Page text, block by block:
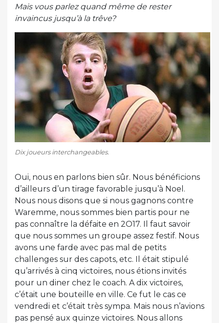
Mais vous parlez quand même de rester
invaincus jusqu’à la trêve?
Dix joueurs interchangeables.
Oui, nous en parlons bien sûr. Nous bénéficions
d’ailleurs d’un tirage favorable jusqu’à Noel.
Nous nous disons que si nous gagnons contre
Waremme, nous sommes bien partis pour ne
pas connaître la défaite en 2O17. Il faut savoir
que nous sommes un groupe assez festif. Nous
avons une farde avec pas mal de petits
challenges sur des capots, etc. Il était stipulé
qu’arrivés à cinq victoires, nous étions invités
pour un diner chez le coach. A dix victoires,
c’était une bouteille en ville. Ce fut le cas ce
vendredi et c’était très sympa. Mais nous n’avions
pas pensé aux quinze victoires. Nous allons